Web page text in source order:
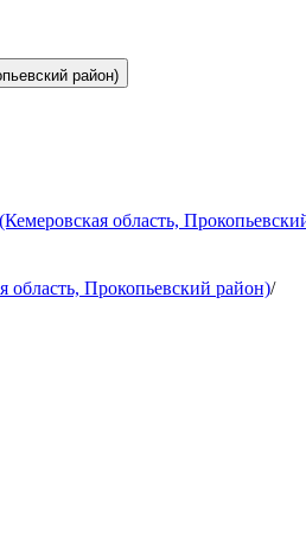
район)
область,
Прокопьевский район)/